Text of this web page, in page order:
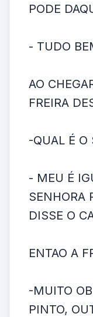
PODE
- TUDO
AO
FREIRA
-QUAL É O
- MEU É
SENHORA
DISSE O
ENTAO A
-MUITO
PINTO,